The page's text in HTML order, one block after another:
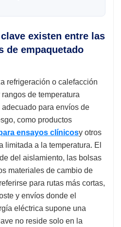
existen entre las
de empaquetado
refrigeración o calefacción
de temperatura
para envíos de
como productos
ensayos clínicosy otros
limitada a la temperatura. El
del aislamiento, las bolsas
materiales de cambio de
para rutas más cortas,
y envíos donde el
eléctrica supone una
no reside solo en la